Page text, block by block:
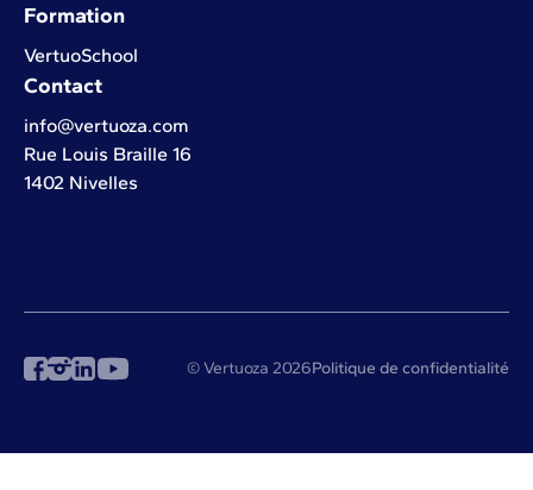
Formation
VertuoSchool
Contact
info@vertuoza.com
Rue Louis Braille 16
1402 Nivelles
© Vertuoza 2026Politique de confidentialité